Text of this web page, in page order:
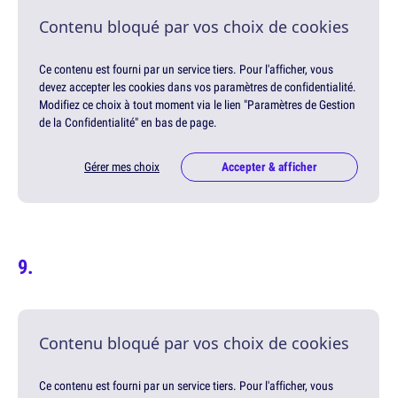
Contenu bloqué par vos choix de cookies
Ce contenu est fourni par un service tiers. Pour l'afficher, vous
devez accepter les cookies dans vos paramètres de confidentialité.
Modifiez ce choix à tout moment via le lien "Paramètres de Gestion
de la Confidentialité" en bas de page.
Gérer mes choix Accepter & afficher
Contenu bloqué par vos choix de cookies
Ce contenu est fourni par un service tiers. Pour l'afficher, vous